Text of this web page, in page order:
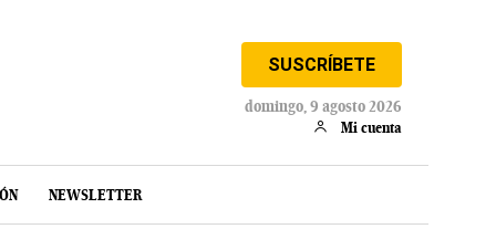
SUSCRÍBETE
domingo, 9 agosto 2026
Mi cuenta
NEWSLETTER